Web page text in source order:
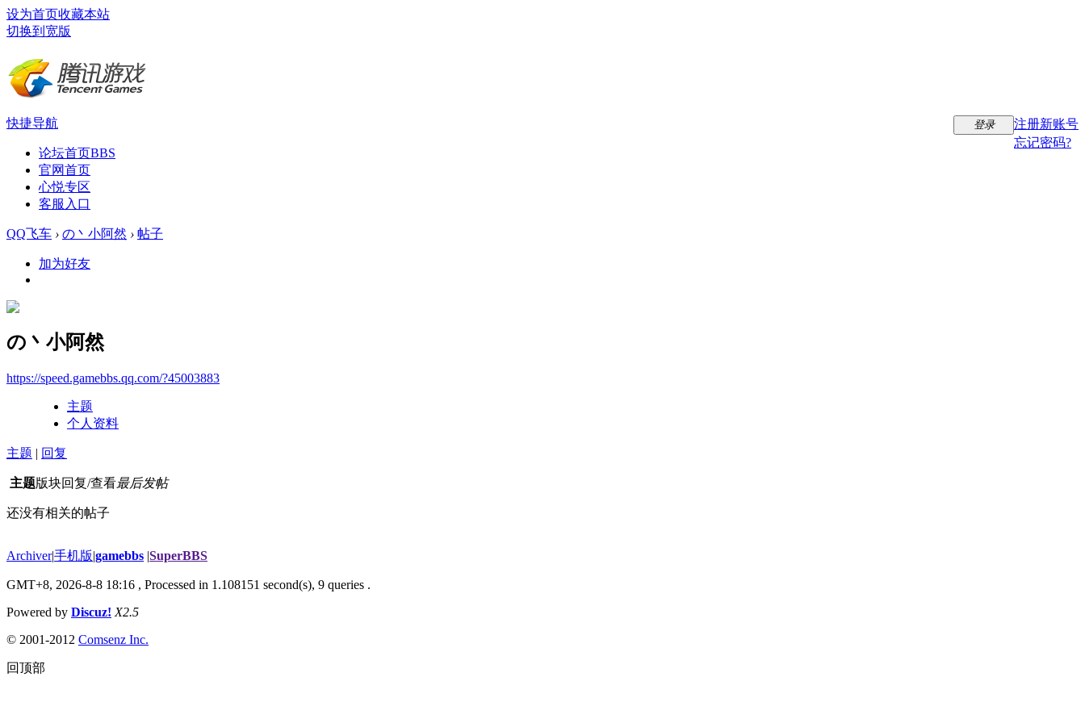
设为首页收藏本站
切换到宽版
登录
注册新账号
忘记密码?
快捷导航
论坛首页BBS
官网首页
心悦专区
客服入口
QQ飞车 › の丶小阿然 › 帖子
加为好友
の丶小阿然
https://speed.gamebbs.qq.com/?45003883
主题
个人资料
主题 | 回复
主题版块回复/查看最后发帖
还没有相关的帖子
Archiver|手机版|gamebbs |SuperBBS
GMT+8, 2026-8-8 18:16 , Processed in 1.108151 second(s), 9 queries .
Powered by Discuz! X2.5
© 2001-2012 Comsenz Inc.
回顶部